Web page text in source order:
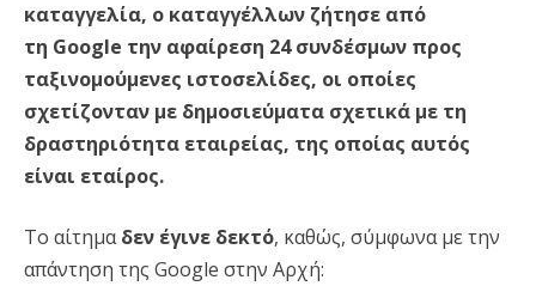
καταγγελία, ο καταγγέλλων ζήτησε από
τη Google την αφαίρεση 24 συνδέσμων προς
ταξινομούμενες ιστοσελίδες, οι οποίες
σχετίζονταν με δημοσιεύματα σχετικά με τη
δραστηριότητα εταιρείας, της οποίας αυτός
είναι εταίρος.
Το αίτημαδεν έγινε δεκτό, καθώς, σύμφωνα με την
απάντηση της Google στην Αρχή: